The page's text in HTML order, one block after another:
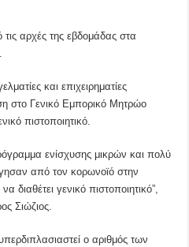
αρχές της εβδομάδας στα
και επιχειρηματίες
στο Γενικό Εμπορικό Μητρώο
πιστοποιητικό.
ενίσχυσης μικρών και πολύ
από τον κορωνοϊό στην
διαθέτει γενικό πιστοποιητικό”,
Σιώζιος.
ο αριθμός των